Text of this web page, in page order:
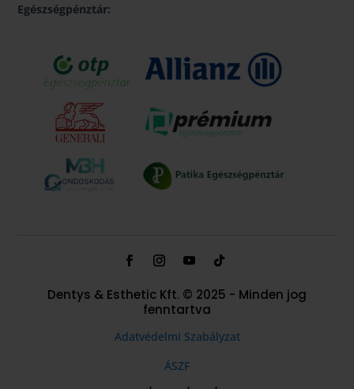
Egészségpénztár:
Dentys & Esthetic Kft. © 2025 - Minden jog
fenntartva
Adatvédelmi Szabályzat
ÁSZF